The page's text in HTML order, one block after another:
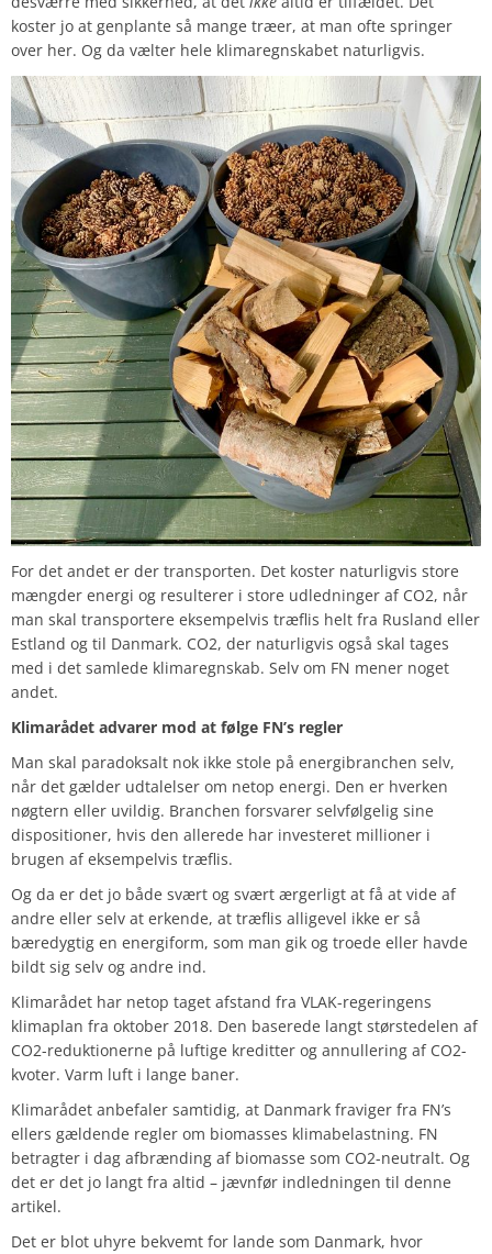
koster jo at genplante så mange træer, at man ofte springer
over her. Og da vælter hele klimaregnskabet naturligvis.
For det andet er der transporten. Det koster naturligvis store
mængder energi og resulterer i store udledninger af CO2, når
man skal transportere eksempelvis træflis helt fra Rusland eller
Estland og til Danmark. CO2, der naturligvis også skal tages
med i det samlede klimaregnskab. Selv om FN mener noget
andet.
Klimarådet advarer mod at følge FN’s regler
Man skal paradoksalt nok ikke stole på energibranchen selv,
når det gælder udtalelser om netop energi. Den er hverken
nøgtern eller uvildig. Branchen forsvarer selvfølgelig sine
dispositioner, hvis den allerede har investeret millioner i
brugen af eksempelvis træflis.
Og da er det jo både svært og svært ærgerligt at få at vide af
andre eller selv at erkende, at træflis alligevel ikke er så
bæredygtig en energiform, som man gik og troede eller havde
bildt sig selv og andre ind.
Klimarådet har netop taget afstand fra VLAK-regeringens
klimaplan fra oktober 2018. Den baserede langt størstedelen af
CO2-reduktionerne på luftige kreditter og annullering af CO2-
kvoter. Varm luft i lange baner.
Klimarådet anbefaler samtidig, at Danmark fraviger fra FN’s
ellers gældende regler om biomasses klimabelastning. FN
betragter i dag afbrænding af biomasse som CO2-neutralt. Og
det er det jo langt fra altid – jævnfør indledningen til denne
artikel.
Det er blot uhyre bekvemt for lande som Danmark, hvor